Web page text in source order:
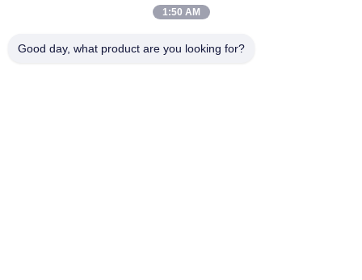
ション水上アクティビティに不可欠
1:50 AM
Good day, what product are you looking for?